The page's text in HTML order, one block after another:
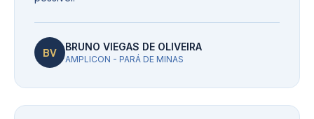
BV BRUNO VIEGAS DE OLIVEIRA
AMPLICON - PARÁ DE MINAS